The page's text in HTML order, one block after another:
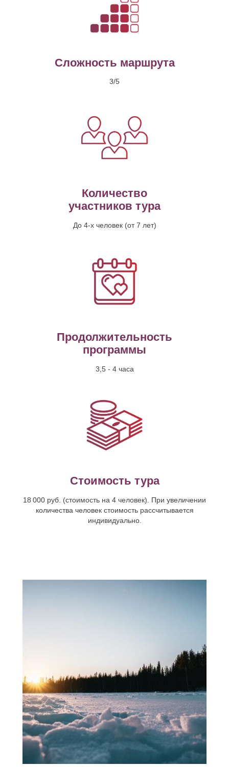
Сложность маршрута
3/5
Количество
участников тура
До 4-х человек (от 7 лет)
Продолжительность
программы
3,5 - 4 часа
Стоимость тура
18 000 руб. (стоимость на 4 человек). При увеличении
количества человек стоимость рассчитывается
индивидуально.